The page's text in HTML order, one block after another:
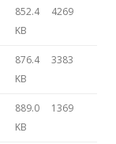
852.4
KB
4269
876.4
KB
3383
889.0
KB
1369